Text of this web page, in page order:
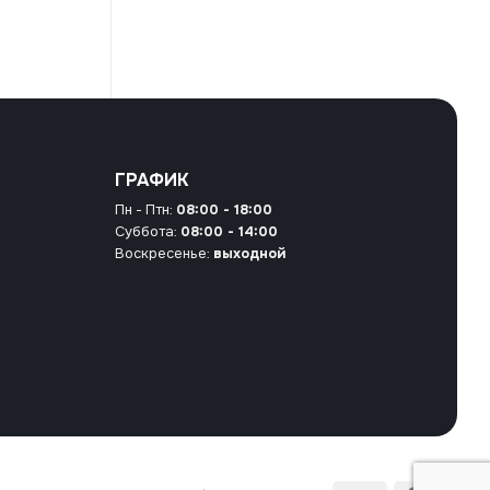
ГРАФИК
Пн - Птн: 08:00 - 18:00
Суббота: 08:00 - 14:00
Воскресенье: выходной